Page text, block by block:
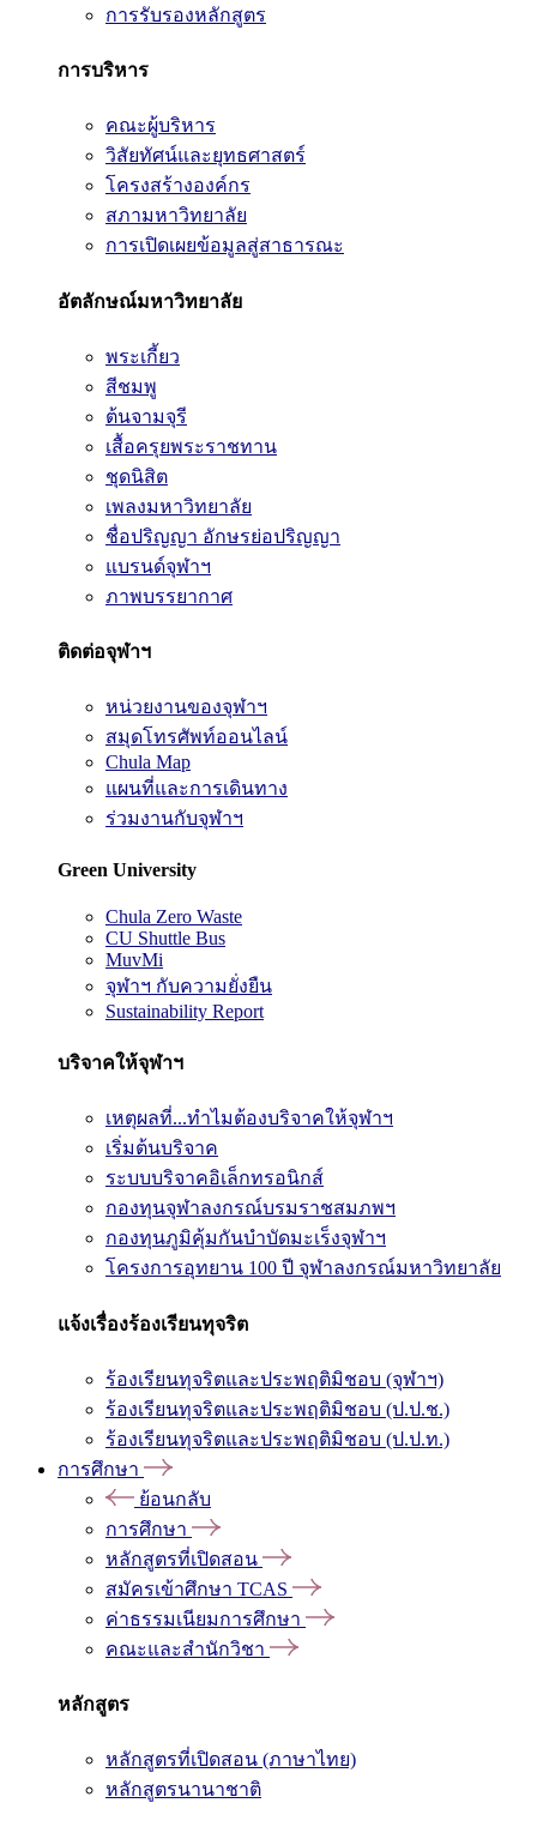
การรับรองหลักสูตร
การบริหาร
คณะผู้บริหาร
วิสัยทัศน์และยุทธศาสตร์
โครงสร้างองค์กร
สภามหาวิทยาลัย
การเปิดเผยข้อมูลสู่สาธารณะ
อัตลักษณ์มหาวิทยาลัย
พระเกี้ยว
สีชมพู
ต้นจามจุรี
เสื้อครุยพระราชทาน
ชุดนิสิต
เพลงมหาวิทยาลัย
ชื่อปริญญา อักษรย่อปริญญา
แบรนด์จุฬาฯ
ภาพบรรยากาศ
ติดต่อจุฬาฯ
หน่วยงานของจุฬาฯ
สมุดโทรศัพท์ออนไลน์
Chula Map
แผนที่และการเดินทาง
ร่วมงานกับจุฬาฯ
Green University
Chula Zero Waste
CU Shuttle Bus
MuvMi
จุฬาฯ กับความยั่งยืน
Sustainability Report
บริจาคให้จุฬาฯ
เหตุผลที่...ทำไมต้องบริจาคให้จุฬาฯ
เริ่มต้นบริจาค
ระบบบริจาคอิเล็กทรอนิกส์
กองทุนจุฬาลงกรณ์บรมราชสมภพฯ
กองทุนภูมิคุ้มกันบำบัดมะเร็งจุฬาฯ
โครงการอุทยาน 100 ปี จุฬาลงกรณ์มหาวิทยาลัย
แจ้งเรื่องร้องเรียนทุจริต
ร้องเรียนทุจริตและประพฤติมิชอบ (จุฬาฯ)
ร้องเรียนทุจริตและประพฤติมิชอบ (ป.ป.ช.)
ร้องเรียนทุจริตและประพฤติมิชอบ (ป.ป.ท.)
การศึกษา
ย้อนกลับ
การศึกษา
หลักสูตรที่เปิดสอน
สมัครเข้าศึกษา TCAS
ค่าธรรมเนียมการศึกษา
คณะและสำนักวิชา
หลักสูตร
หลักสูตรที่เปิดสอน (ภาษาไทย)
หลักสูตรนานาชาติ